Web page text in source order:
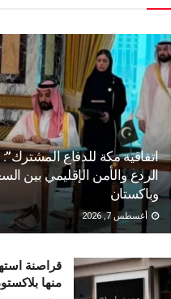
اتفاقية مكة للدفاع
الردع والأمن الإقليمي بين
وباكستان
أغسطس 7, 2026
قراصنة
منها